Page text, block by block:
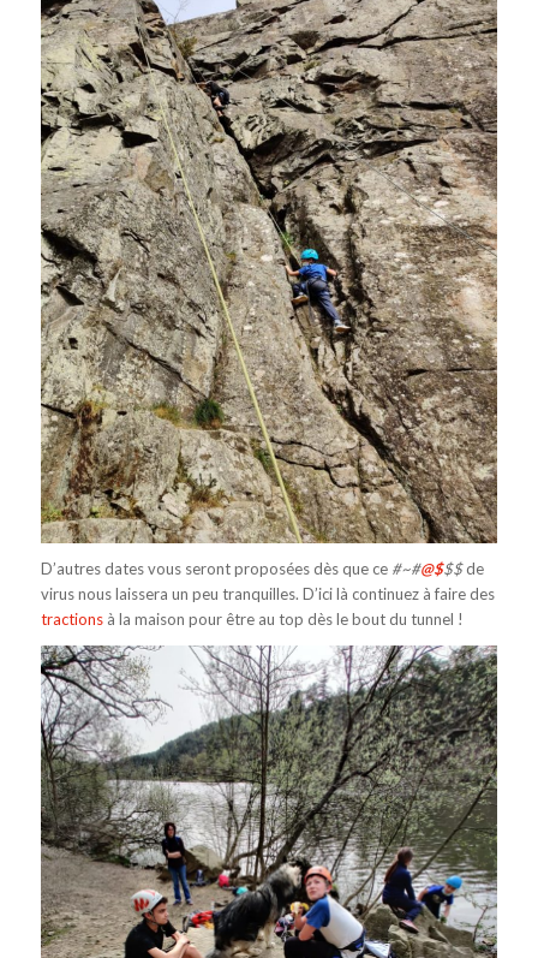
D’autres dates vous seront proposées dès que ce #~#@$$$de
virus nous laissera un peu tranquilles. D’ici là continuez à faire des
tractions à la maison pour être au top dès le bout du tunnel !